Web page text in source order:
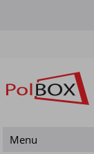
Menu